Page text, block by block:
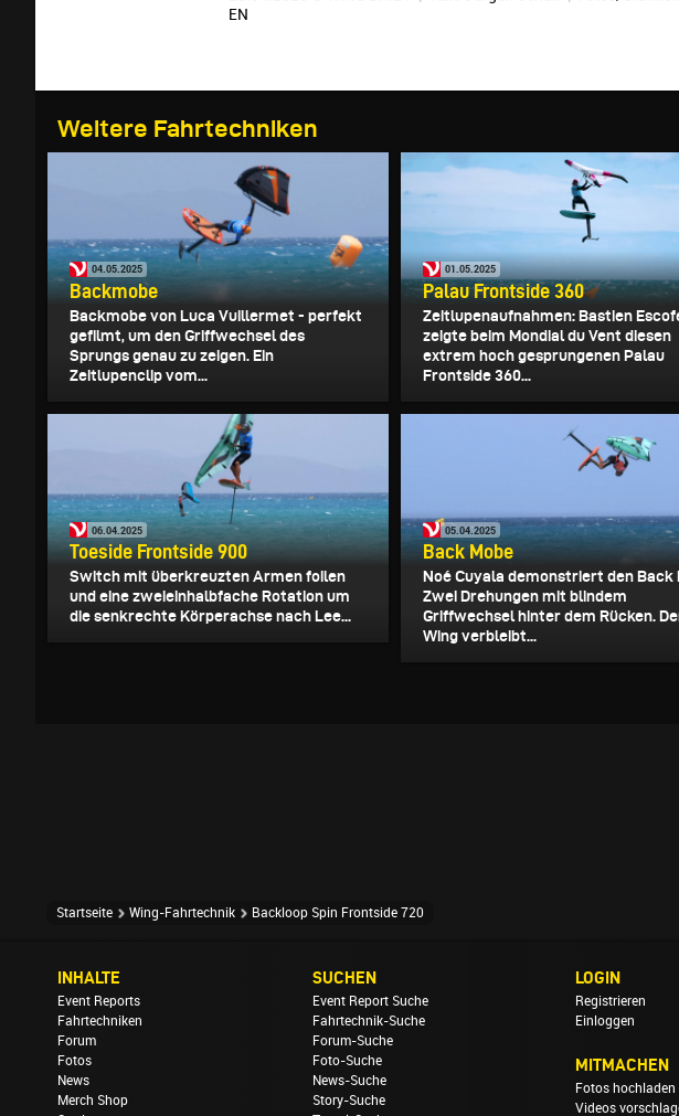
EN
Weitere Fahrtechniken
04.05.2025
Backmobe
Backmobe von Luca Vuillermet - perfekt
gefilmt, um den Griffwechsel des
Sprungs genau zu zeigen. Ein
Zeitlupenclip vom...
01.05.2025
Palau Frontside 360
Zeitlupenaufnahmen: Bastien
zeigte beim Mondial du Vent diesen
extrem hoch gesprungenen Palau
Frontside 360...
06.04.2025
Toeside Frontside 900
Switch mit überkreuzten Armen foilen
und eine zweieinhalbfache Rotation um
die senkrechte Körperachse nach Lee...
05.04.2025
Back Mobe
Noé Cuyala demonstriert den Back
Zwei Drehungen mit blindem
Griffwechsel hinter dem Rücken.
Wing verbleibt...
Startseite Wing-Fahrtechnik Backloop Spin Frontside 720
INHALTE
Event Reports
Fahrtechniken
Forum
Fotos
News
Merch Shop
SUCHEN
Event Report Suche
Fahrtechnik-Suche
Forum-Suche
Foto-Suche
News-Suche
Story-Suche
LOGIN
Registrieren
Einloggen
MITMACHEN
Fotos hochladen
Videos